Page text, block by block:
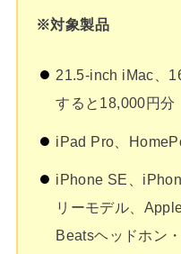
※対象製品
21.5-inch iMac、
すると18,000円分
iPad Pro、
iPhone SE、
リーモデル、
Beatsヘッドホン